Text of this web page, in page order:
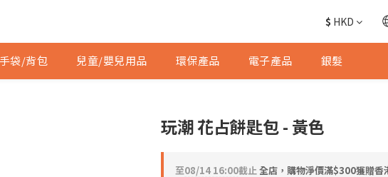
$ HKD
手袋/背包 兒童/嬰兒用品 環保產品 電子產品 銀髮
玩潮 花占餅匙包 - 黃色
至08/14 16:00截止全店，購物淨價滿$300獲贈香